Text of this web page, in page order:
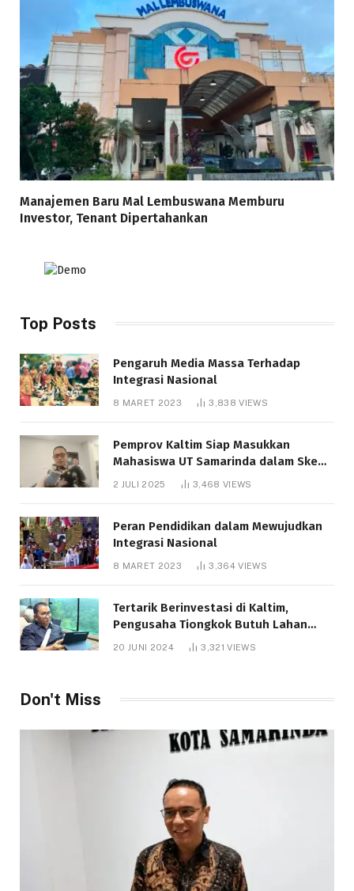
Manajemen Baru Mal Lembuswana Memburu
Investor, Tenant Dipertahankan
Top Posts
Pengaruh Media Massa Terhadap
Integrasi Nasional
8 MARET 2023 3,838VIEWS
Pemprov Kaltim Siap Masukkan
Mahasiswa UT Samarinda dalam Skema
Bantuan Pendidikan Gratispol
2 JULI 2025 3,468 VIEWS
Peran Pendidikan dalam Mewujudkan
Integrasi Nasional
8 MARET 2023 3,364VIEWS
Tertarik Berinvestasi di Kaltim,
Pengusaha Tiongkok Butuh Lahan
1.000 Hektare
20 JUNI 2024 3,321VIEWS
Don't Miss